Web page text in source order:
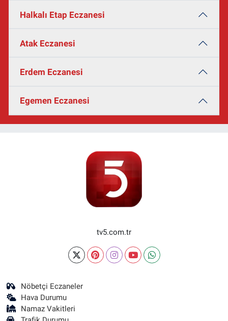
Halkalı Etap Eczanesi
Atak Eczanesi
Erdem Eczanesi
Egemen Eczanesi
tv5.com.tr
Nöbetçi Eczaneler
Hava Durumu
Namaz Vakitleri